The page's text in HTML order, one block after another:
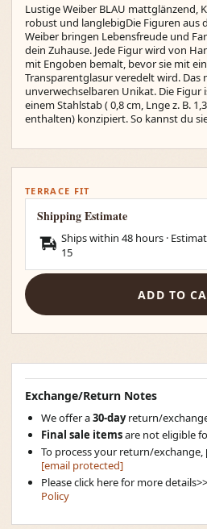
Lustige Weiber BLAU mattglänzend,
robust und langlebigDie Figuren aus
Weiber bringen Lebensfreude und
dein Zuhause. Jede Figur wird von
mit Engoben bemalt, bevor sie mit
Transparentglasur veredelt wird. Das
unverwechselbaren Unikat. Die
einem Stahlstab ( 0,8 cm, Lnge z. B.
enthalten) konzipiert. So kannst du
TERRACE FIT
Shipping Estimate
Ships within 48 hours ·
15
ADD TO
Exchange/Return Notes
We offer a30-dayreturn/
Final sale itemsare not eligible
To process your return/exchange,
[email protected]
Please click here for more
Policy